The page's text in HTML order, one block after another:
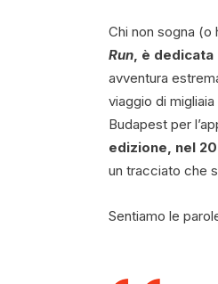
Chi non sogna (o
Run, è dedicata
avventura
viaggio di
Budapest per
edizione, nel
un tracciato che
Sentiamo le